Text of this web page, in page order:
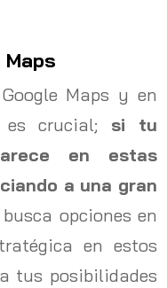
Maps y en
es crucial; si tu
en estas
a una gran
opciones en
en estos
tus posibilidades